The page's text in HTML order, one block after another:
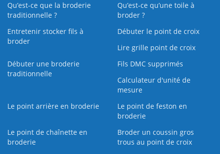
Qu’est-ce que la broderie
traditionnelle ?
Qu’est‑ce qu’une toile à
broder ?
Entretenir stocker fils à
broder
Débuter le point de croix
Lire grille point de croix
Débuter une broderie
traditionnelle
Fils DMC supprimés
Calculateur d'unité de
mesure
Le point arrière en broderie
Le point de feston en
broderie
Le point de chaînette en
broderie
Broder un coussin gros
trous au point de croix